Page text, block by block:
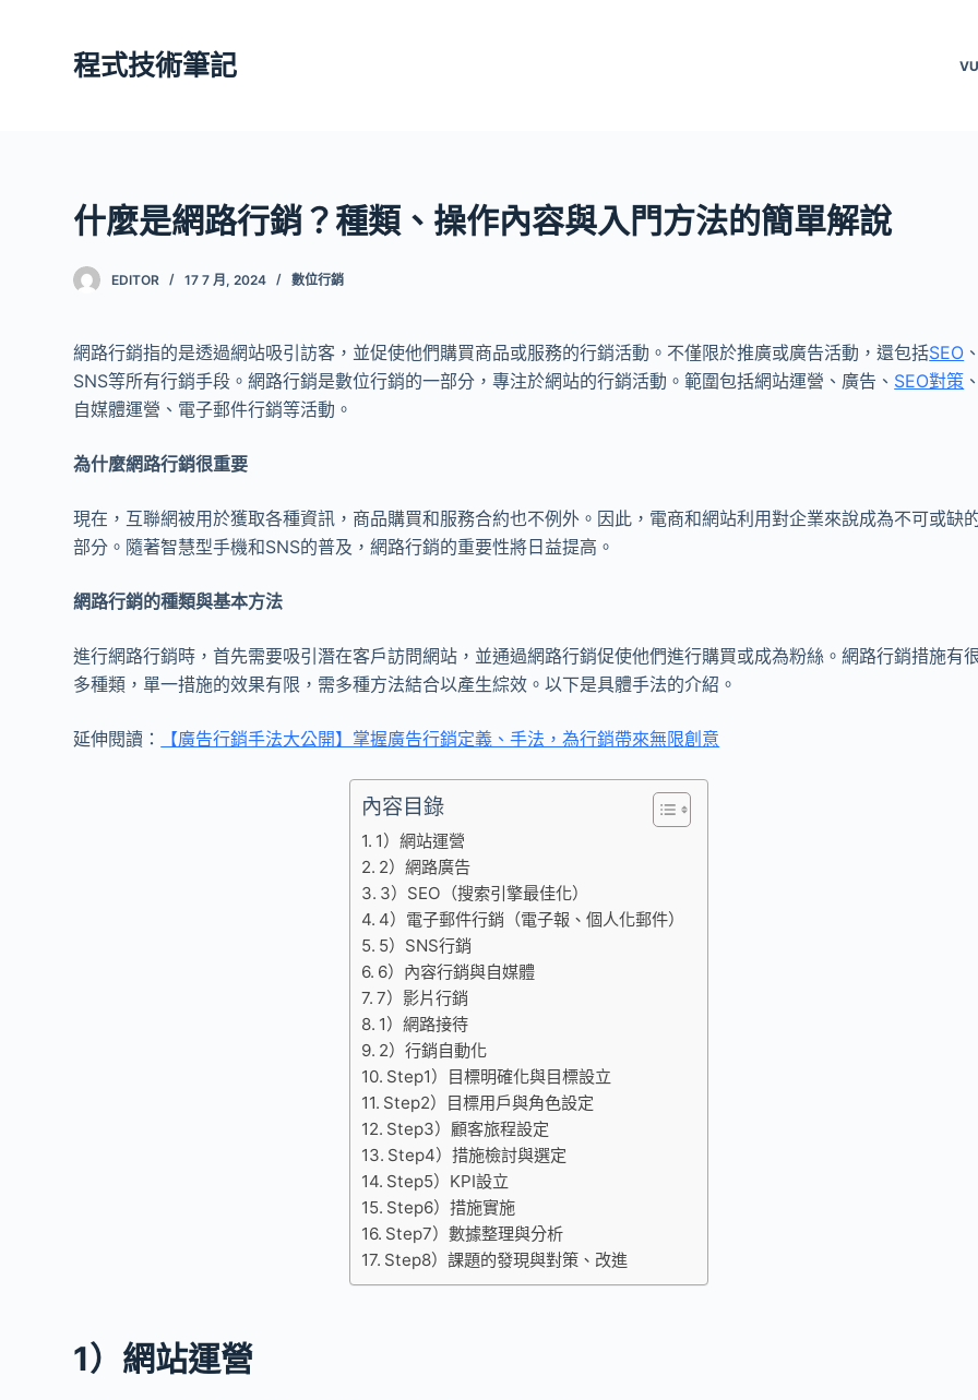
程式技術筆記
什麼是網路行銷？種類、操作內容與入門方法的簡單解說
EDITOR 17 7 月, 2024 數位行銷
網路行銷指的是透過網站吸引訪客，並促使他們購買商品或服務的行銷活動。不僅限於推廣或廣告活動，還包括SEO
SNS等所有行銷手段。網路行銷是數位行銷的一部分，專注於網站的行銷活動。範圍包括網站運營、廣告、 SEO對策
自媒體運營、電子郵件行銷等活動。
為什麼網路行銷很重要
現在，互聯網被用於獲取各種資訊，商品購買和服務合約也不例外。因此，電商和網站利用對企業來說成為不可或缺
部分。隨著智慧型手機和SNS的普及，網路行銷的重要性將日益提高。
網路行銷的種類與基本方法
進行網路行銷時，首先需要吸引潛在客戶訪問網站，並通過網路行銷促使他們進行購買或成為粉絲。網路行銷措施有
多種類，單一措施的效果有限，需多種方法結合以產生綜效。以下是具體手法的介紹。
延伸閱讀： 【廣告行銷手法大公開】掌握廣告行銷定義、手法，為行銷帶來無限創意
內容目錄
1）網站運營
2）網路廣告
3）SEO（搜索引擎最佳化）
4）電子郵件行銷（電子報、個人化郵件）
5）SNS行銷
6）內容行銷與自媒體
7）影片行銷
1）網路接待
2）行銷自動化
Step1）目標明確化與目標設立
Step2）目標用戶與角色設定
Step3）顧客旅程設定
Step4）措施檢討與選定
Step5）KPI設立
Step6）措施實施
Step7）數據整理與分析
Step8）課題的發現與對策、改進
1）網站運營